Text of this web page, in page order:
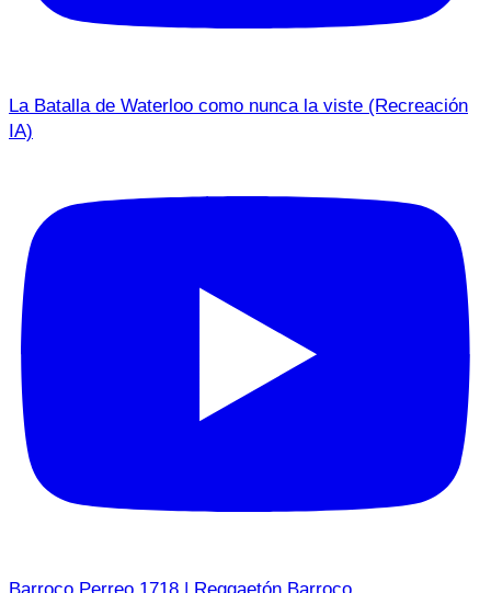
La Batalla de Waterloo como nunca la viste (Recreación
IA)